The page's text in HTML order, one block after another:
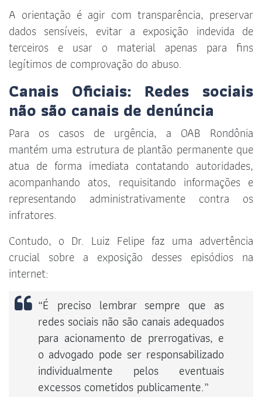
A orientação é agir com transparência, preservar
dados sensíveis, evitar a exposição indevida de
terceiros e usar o material apenas para fins
legítimos de comprovação do abuso.
Canais Oficiais: Redes sociais
não são canais de denúncia
Para os casos de urgência, a OAB Rondônia
mantém uma estrutura de plantão permanente que
atua de forma imediata contatando autoridades,
acompanhando atos, requisitando informações e
representando administrativamente contra os
infratores.
Contudo, o Dr. Luiz Felipe faz uma advertência
crucial sobre a exposição desses episódios na
internet:
“É preciso lembrar sempre que as
redes sociais não são canais adequados
para acionamento de prerrogativas, e
o advogado pode ser responsabilizado
individualmente pelos eventuais
excessos cometidos publicamente.”